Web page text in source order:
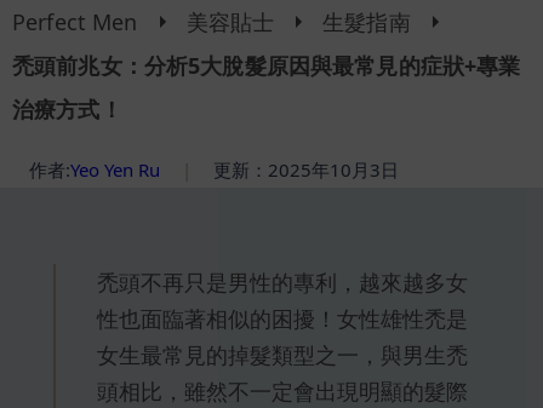
Perfect Men 美容貼士
生髮指南
禿頭前兆女：分析5大脫髮原因與最常見的症狀+專業
治療方式！
作者:Yeo Yen Ru 更新：2025年10月3日
禿頭不再只是男性的專利，越來越多女
性也面臨著相似的困擾！女性雄性禿是
女生最常見的掉髮類型之一，與男生禿
頭相比，雖然不一定會出現明顯的髮際